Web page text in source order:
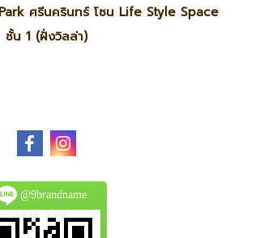
ศรีนครินทร์ โซน Life Style Space
ชั้น 1 (ฝั่งวิลล่า)
@9brandname